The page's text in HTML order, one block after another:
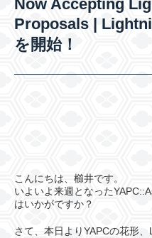
Now Accepting
Proposals |
を開始！
こんにちは、櫛井です。
いよいよ来週となった
はいかがですか？
さて、本日よりYAPCの花形